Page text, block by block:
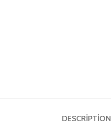
DESCRIPTION